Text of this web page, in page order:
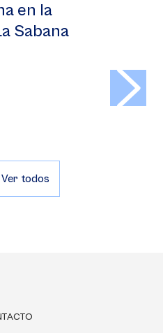
en la
Sabana
Ver todos